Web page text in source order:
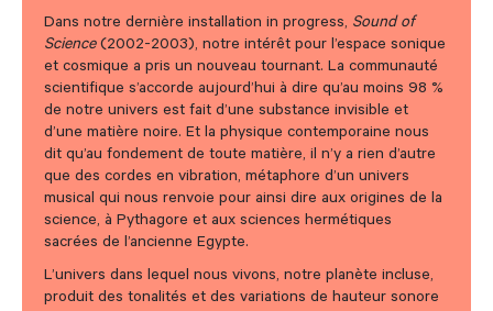
Dans notre dernière installation in progress, Sound of
Science(2002-2003), notre intérêt pour l’espace sonique
et cosmique a pris un nouveau tournant. La communauté
scientifique s’accorde aujourd’hui à dire qu’au moins 98 %
de notre univers est fait d’une substance invisible et
d’une matière noire. Et la physique contemporaine nous
dit qu’au fondement de toute matière, il n’y a rien d’autre
que des cordes en vibration, métaphore d’un univers
musical qui nous renvoie pour ainsi dire aux origines de la
science, à Pythagore et aux sciences hermétiques
sacrées de l’ancienne Egypte.
L’univers dans lequel nous vivons, notre planète incluse,
produit des tonalités et des variations de hauteur sonore